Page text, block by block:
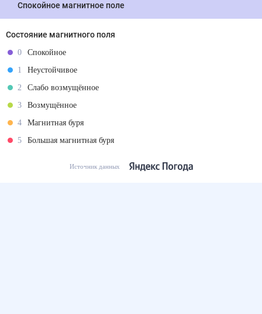
Спокойное магнитное поле
Состояние магнитного поля
0
Спокойное
1
Неустойчивое
2
Слабо возмущённое
3
Возмущённое
4
Магнитная буря
5
Большая магнитная буря
Источник данных